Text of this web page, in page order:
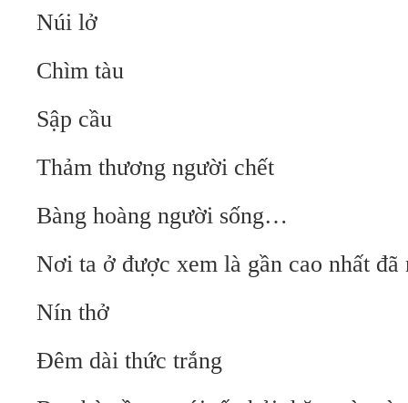
Núi lở
Chìm tàu
Sập cầu
Thảm thương người chết
Bàng hoàng người sống…
Nơi ta ở được xem là gần cao nhất
Nín thở
Đêm dài thức trắng